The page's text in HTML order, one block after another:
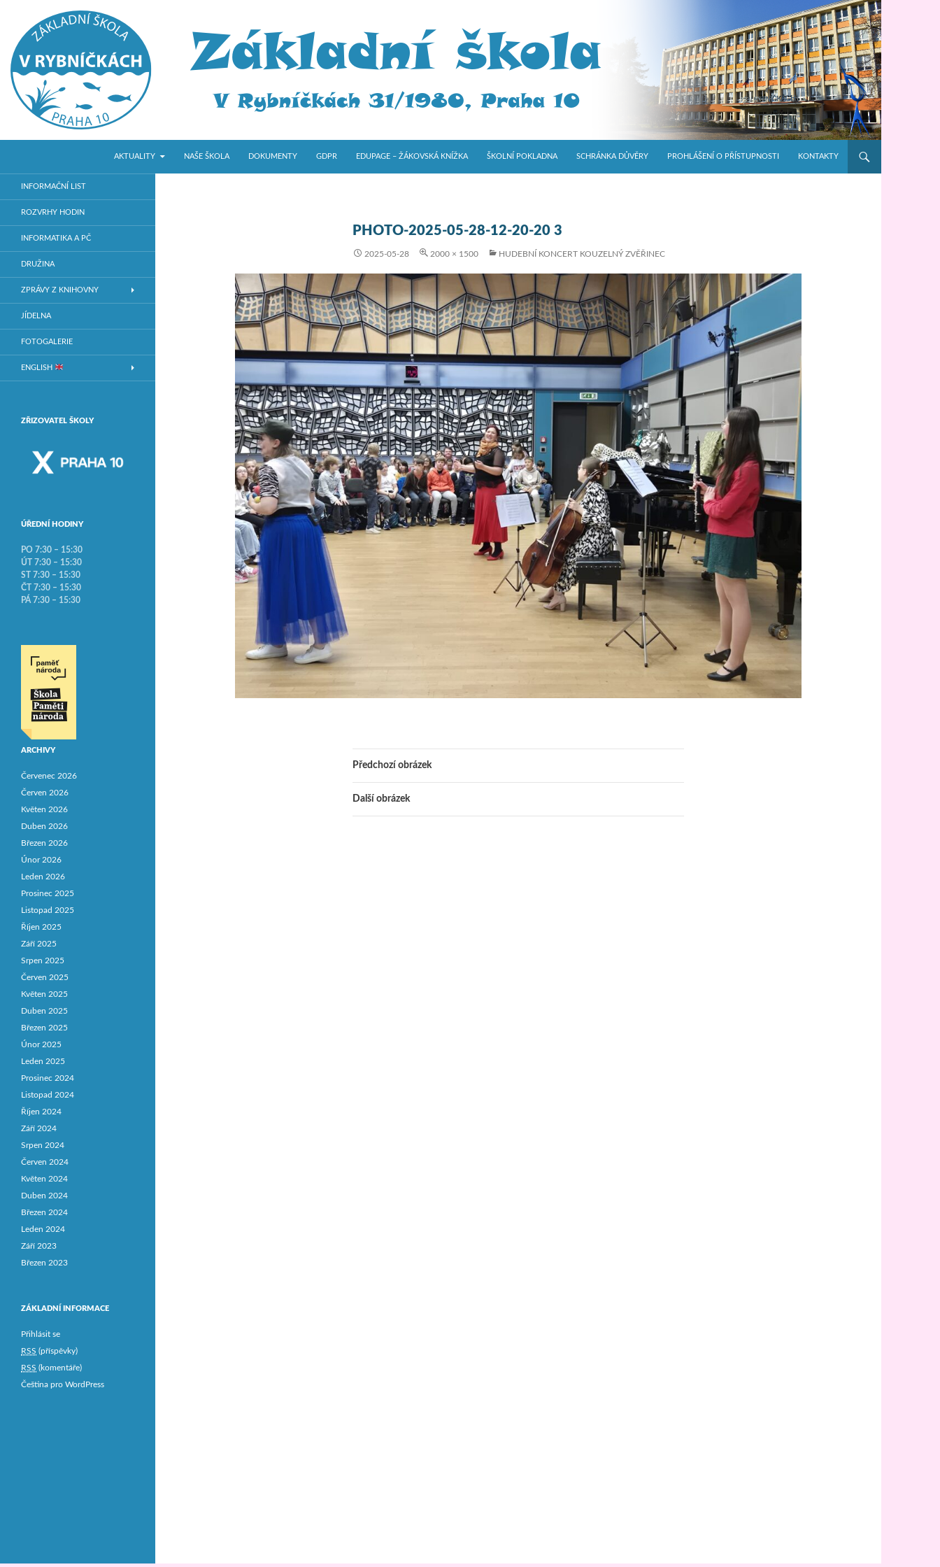
ZŠ V RybníčkáchAKTUALITY
NAŠE ŠKOLA DOKUMENTY GDPR EDUPAGE – ŽÁKOVSKÁ KNÍŽKA ŠKOLNÍ POKLADNA SCHRÁNKA DŮVĚRY PROHLÁŠENÍ O PŘÍSTUPNOSTI KONTAKTY
PHOTO-2025-05-28-12-20-20 3
2025-05-28 2000 × 1500 HUDEBNÍ KONCERT KOUZELNÝ ZVĚŘINEC
Předchozí obrázek
Další obrázek
Základní škola v Praze 10
INFORMAČNÍ LIST
ROZVRHY HODIN
INFORMATIKA A PČ
DRUŽINA
ZPRÁVY Z KNIHOVNY
JÍDELNA
FOTOGALERIE
ENGLISH
ZŘIZOVATEL ŠKOLY
ÚŘEDNÍ HODINY
PO 7:30 – 15:30
ÚT 7:30 – 15:30
ST 7:30 – 15:30
ČT 7:30 – 15:30
PÁ 7:30 – 15:30
ARCHIVY
Červenec 2026
Červen 2026
Květen 2026
Duben 2026
Březen 2026
Únor 2026
Leden 2026
Prosinec 2025
Listopad 2025
Říjen 2025
Září 2025
Srpen 2025
Červen 2025
Květen 2025
Duben 2025
Březen 2025
Únor 2025
Leden 2025
Prosinec 2024
Listopad 2024
Říjen 2024
Září 2024
Srpen 2024
Červen 2024
Květen 2024
Duben 2024
Březen 2024
Leden 2024
Září 2023
Březen 2023
ZÁKLADNÍ INFORMACE
Přihlásit se
RSS (příspěvky)
RSS (komentáře)
Čeština pro WordPress